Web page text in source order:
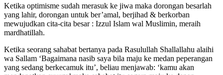
Ketika optimisme sudah merasuk ke jiwa maka dorongan besarlah
yang lahir, dorongan untuk ber’amal, berjihad & berkorban
mewujudkan cita-cita besar : Izzul Islam wal Muslimin, meraih
mardhatillah.
Ketika seorang sahabat bertanya pada Rasulullah Shallallahu alaihi
wa Sallam ‘Bagaimana nasib saya bila maju ke medan peperangan
yang sedang berkecamuk itu’, beliau menjawab: ‘kamu akan